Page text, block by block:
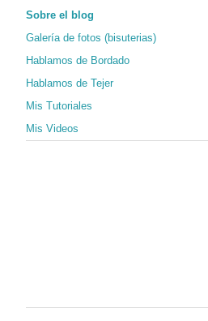
Sobre el blog
Galería de fotos (bisuterias)
Hablamos de Bordado
Hablamos de Tejer
Mis Tutoriales
Mis Videos